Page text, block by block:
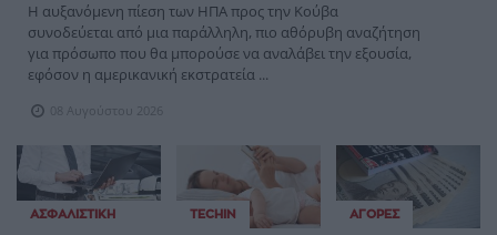
Η αυξανόμενη πίεση των ΗΠΑ προς την Κούβα
συνοδεύεται από μια παράλληλη, πιο αθόρυβη αναζήτηση
για πρόσωπο που θα μπορούσε να αναλάβει την εξουσία,
εφόσον η αμερικανική εκστρατεία ...
08 Αυγούστου 2026
ΑΣΦΑΛΙΣΤΙΚΉ TECHIN ΑΓΟΡΈΣ